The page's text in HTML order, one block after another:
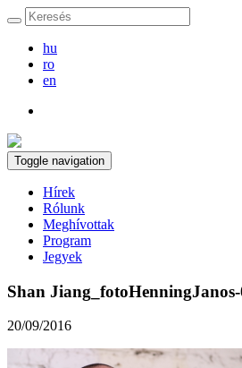
hu
ro
en
Toggle navigation
Hírek
Rólunk
Meghívottak
Program
Jegyek
Shan
20/09/2016